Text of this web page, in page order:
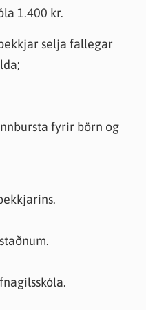
1.400 kr.
selja fallegar
fyrir börn og